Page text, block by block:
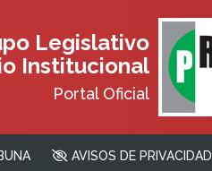
Legislativo
Institucional
Portal Oficial
AVISOS DE PRIVACIDAD